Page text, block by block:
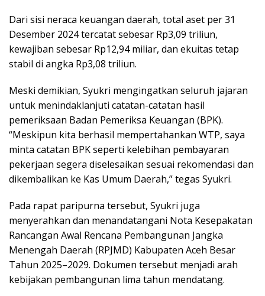
Dari sisi neraca keuangan daerah, total aset per 31
Desember 2024 tercatat sebesar Rp3,09 triliun,
kewajiban sebesar Rp12,94 miliar, dan ekuitas tetap
stabil di angka Rp3,08 triliun.
Meski demikian, Syukri mengingatkan seluruh jajaran
untuk menindaklanjuti catatan-catatan hasil
pemeriksaan Badan Pemeriksa Keuangan (BPK).
“Meskipun kita berhasil mempertahankan WTP, saya
minta catatan BPK seperti kelebihan pembayaran
pekerjaan segera diselesaikan sesuai rekomendasi dan
dikembalikan ke Kas Umum Daerah,” tegas Syukri.
Pada rapat paripurna tersebut, Syukri juga
menyerahkan dan menandatangani Nota Kesepakatan
Rancangan Awal Rencana Pembangunan Jangka
Menengah Daerah (RPJMD) Kabupaten Aceh Besar
Tahun 2025–2029. Dokumen tersebut menjadi arah
kebijakan pembangunan lima tahun mendatang.